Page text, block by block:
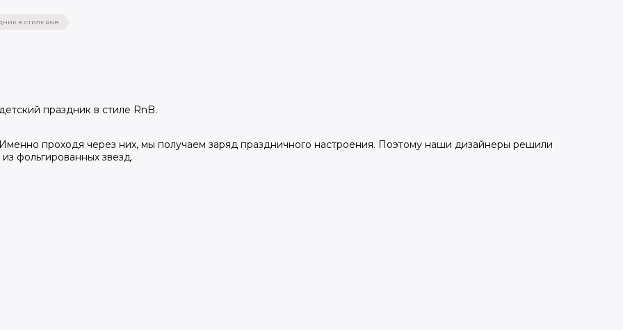
В СТИЛЕ RNB
праздник в стиле RnB.
проходя через них, мы получаем заряд праздничного настроения. Поэтому наши дизайнеры решили
фольгированных звезд.